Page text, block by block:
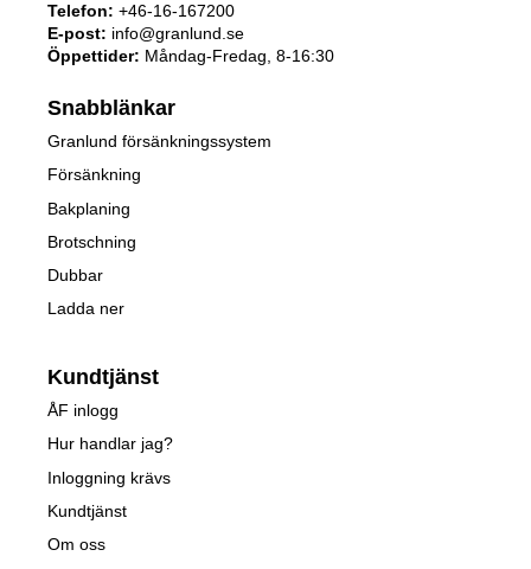
Telefon: +46-16-167200
E-post: info@granlund.se
Öppettider: Måndag-Fredag, 8-16:30
Snabblänkar
Granlund försänkningssystem
Försänkning
Bakplaning
Brotschning
Dubbar
Ladda ner
Kundtjänst
ÅF inlogg
Hur handlar jag?
Inloggning krävs
Kundtjänst
Om oss